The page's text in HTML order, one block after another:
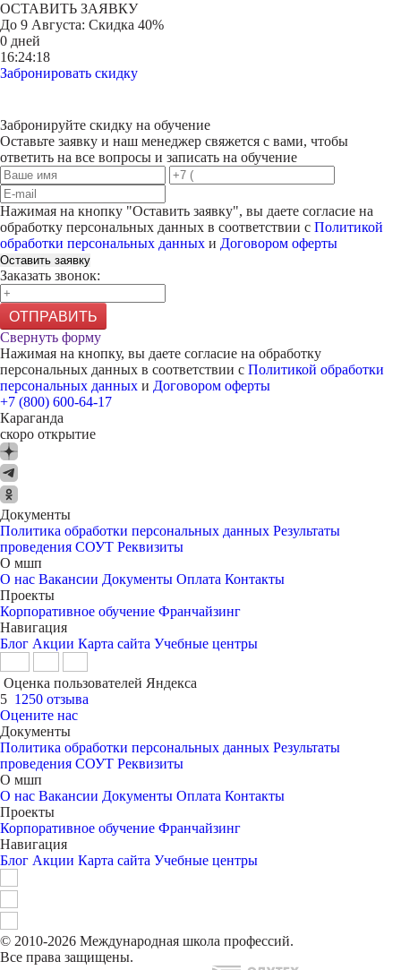
ОСТАВИТЬ ЗАЯВКУ
До 9 Августа: Скидка 40%
0 дней
16:24:18
Забронировать скидку
Забронируйте скидку на обучение
Оставьте заявку и наш менеджер свяжется с вами, чтобы
ответить на все вопросы и записать на обучение
Нажимая на кнопку "Оставить заявку", вы даете согласие на
обработку персональных данных в соответствии с Политикой
обработки персональных данных и Договором оферты
Оставить заявку
Заказать звонок:
ОТПРАВИТЬ
Свернуть форму
Нажимая на кнопку, вы даете согласие на обработку
персональных данных в соответствии с Политикой обработки
персональных данных и Договором оферты
+7 (800) 600-64-17
Караганда
скоро открытие
Документы
Политика обработки персональных данных Результаты
проведения СОУТ Реквизиты
О мшп
О нас Вакансии Документы Оплата Контакты
Проекты
Корпоративное обучение Франчайзинг
Навигация
Блог Акции Карта сайта Учебные центры
Оценка пользователей Яндекса
5 1250 отзыва
Оцените нас
Документы
Политика обработки персональных данных Результаты
проведения СОУТ Реквизиты
О мшп
О нас Вакансии Документы Оплата Контакты
Проекты
Корпоративное обучение Франчайзинг
Навигация
Блог Акции Карта сайта Учебные центры
© 2010-2026 Международная школа профессий.
Все права защищены.